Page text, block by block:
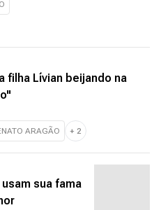
filha Lívian beijando na
ARAGÃO + 2
sua fama